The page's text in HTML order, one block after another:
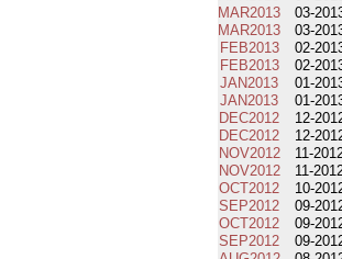
MAR2013
03-
MAR2013
03-
FEB2013
02-
FEB2013
02-
JAN2013
01-
JAN2013
01-
DEC2012
12-
DEC2012
12-
NOV2012
11-
NOV2012
11-
OCT2012
10-
SEP2012
09-
OCT2012
09-
SEP2012
09-